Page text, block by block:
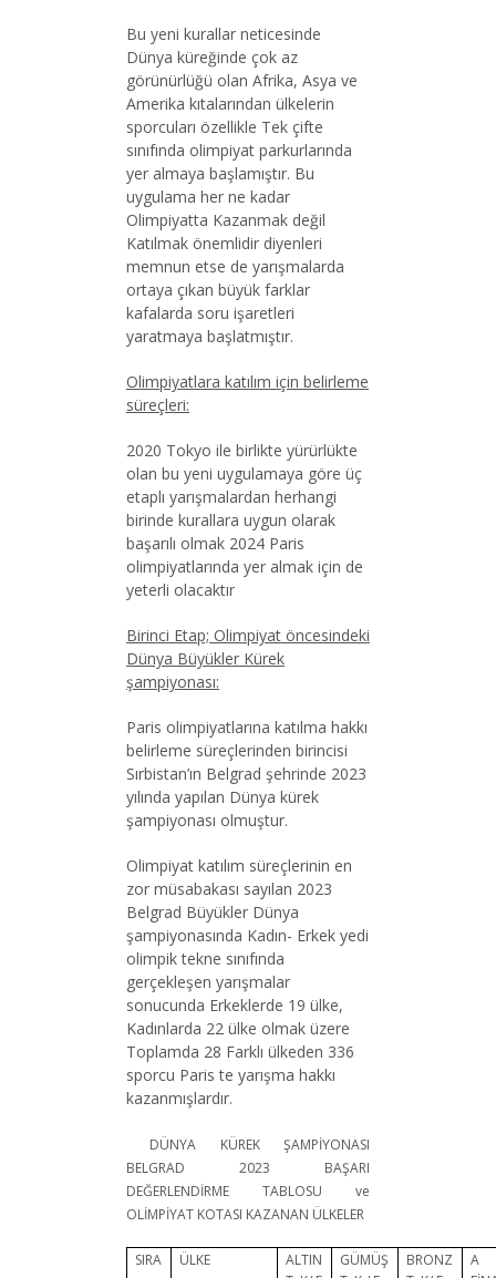
Bu yeni kurallar neticesinde
Dünya küreğinde çok az
görünürlüğü olan Afrika, Asya ve
Amerika kıtalarından ülkelerin
sporcuları özellikle Tek çifte
sınıfında olimpiyat parkurlarında
yer almaya başlamıştır. Bu
uygulama her ne kadar
Olimpiyatta Kazanmak değil
Katılmak önemlidir diyenleri
memnun etse de yarışmalarda
ortaya çıkan büyük farklar
kafalarda soru işaretleri
yaratmaya başlatmıştır.
Olimpiyatlara katılım için belirleme
süreçleri:
2020 Tokyo ile birlikte yürürlükte
olan bu yeni uygulamaya göre üç
etaplı yarışmalardan herhangi
birinde kurallara uygun olarak
başarılı olmak 2024 Paris
olimpiyatlarında yer almak için de
yeterli olacaktır
Birinci Etap; Olimpiyat öncesindeki
Dünya Büyükler Kürek
şampiyonası:
Paris olimpiyatlarına katılma hakkı
belirleme süreçlerinden birincisi
Sırbistan’ın Belgrad şehrinde 2023
yılında yapılan Dünya kürek
şampiyonası olmuştur.
Olimpiyat katılım süreçlerinin en
zor müsabakası sayılan 2023
Belgrad Büyükler Dünya
şampiyonasında Kadın- Erkek yedi
olimpik tekne sınıfında
gerçekleşen yarışmalar
sonucunda Erkeklerde 19 ülke,
Kadınlarda 22 ülke olmak üzere
Toplamda 28 Farklı ülkeden 336
sporcu Paris te yarışma hakkı
kazanmışlardır.
DÜNYA KÜREK ŞAMPİYONASI
BELGRAD 2023 BAŞARI
DEĞERLENDİRME TABLOSU ve
OLİMPİYAT KOTASI KAZANAN ÜLKELER
SIRA ÜLKE
ALTIN
GÜMÜŞ
BRONZ
A